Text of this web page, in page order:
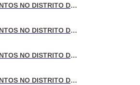
VENDA DE APARTAMENTOS NO DISTRITO DE LISBOA
VENDA DE APARTAMENTOS NO DISTRITO DO PORTO
VENDA DE APARTAMENTOS NO DISTRITO DE AVEIRO
VENDA DE APARTAMENTOS NO DISTRITO DE COIMBRA